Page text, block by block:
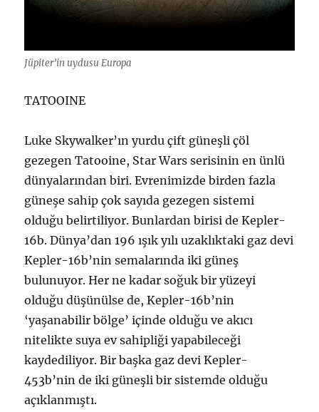
Jüpiter’in uydusu Europa
TATOOINE
Luke Skywalker’ın yurdu çift güneşli çöl
gezegen Tatooine, Star Wars serisinin en ünlü
dünyalarından biri. Evrenimizde birden fazla
güneşe sahip çok sayıda gezegen sistemi
olduğu belirtiliyor. Bunlardan birisi de Kepler-
16b. Dünya’dan 196 ışık yılı uzaklıktaki gaz devi
Kepler-16b’nin semalarında iki güneş
bulunuyor. Her ne kadar soğuk bir yüzeyi
olduğu düşünülse de, Kepler-16b’nin
‘yaşanabilir bölge’ içinde olduğu ve akıcı
nitelikte suya ev sahipliği yapabileceği
kaydediliyor. Bir başka gaz devi Kepler-
453b’nin de iki güneşli bir sistemde olduğu
açıklanmıştı.